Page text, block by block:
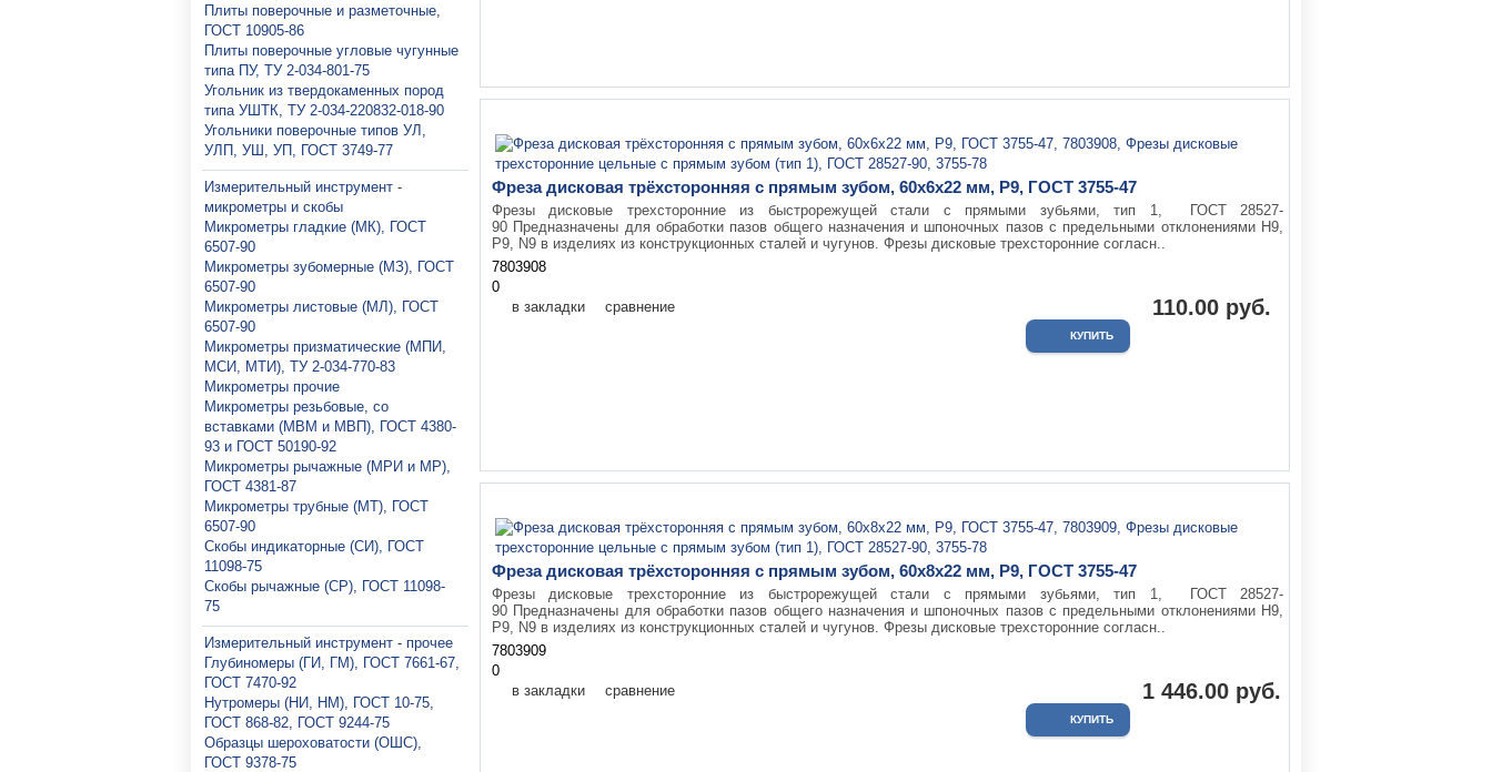
Плиты поверочные и разметочные,
ГОСТ 10905-86
Плиты поверочные угловые чугунные
типа ПУ, ТУ 2-034-801-75
Угольник из твердокаменных пород
типа УШТК, ТУ 2-034-220832-018-90
Угольники поверочные типов УЛ,
УЛП, УШ, УП, ГОСТ 3749-77
Измерительный инструмент -
микрометры и скобы
Микрометры гладкие (МК), ГОСТ
6507-90
Микрометры зубомерные (МЗ), ГОСТ
6507-90
Микрометры листовые (МЛ), ГОСТ
6507-90
Микрометры призматические (МПИ,
МСИ, МТИ), ТУ 2-034-770-83
Микрометры прочие
Микрометры резьбовые, со
вставками (МВМ и МВП), ГОСТ 4380-
93 и ГОСТ 50190-92
Микрометры рычажные (МРИ и МР),
ГОСТ 4381-87
Микрометры трубные (МТ), ГОСТ
6507-90
Скобы индикаторные (СИ), ГОСТ
11098-75
Скобы рычажные (СР), ГОСТ 11098-
75
Измерительный инструмент - прочее
Глубиномеры (ГИ, ГМ), ГОСТ 7661-67,
ГОСТ 7470-92
Нутромеры (НИ, НМ), ГОСТ 10-75,
ГОСТ 868-82, ГОСТ 9244-75
Образцы шероховатости (ОШС),
ГОСТ 9378-75
Фреза дисковая трёхсторонняя с прямым зубом, 60х6х22 мм, Р9, ГОСТ 3755-47
Фрезы дисковые трехсторонние из быстрорежущей стали с прямыми зубьями, тип 1, ГОСТ 28527-
90 Предназначены для обработки пазов общего назначения и шпоночных пазов с предельными отклонениями Н9,
Р9, N9 в изделиях из конструкционных сталей и чугунов. Фрезы дисковые трехсторонние согласн..
7803908
0
110.00 руб.
в закладки сравнение
Фреза дисковая трёхсторонняя с прямым зубом, 60х8х22 мм, Р9, ГОСТ 3755-47
Фрезы дисковые трехсторонние из быстрорежущей стали с прямыми зубьями, тип 1, ГОСТ 28527-
90 Предназначены для обработки пазов общего назначения и шпоночных пазов с предельными отклонениями Н9,
Р9, N9 в изделиях из конструкционных сталей и чугунов. Фрезы дисковые трехсторонние согласн..
7803909
0
1 446.00 руб.
в закладки сравнение